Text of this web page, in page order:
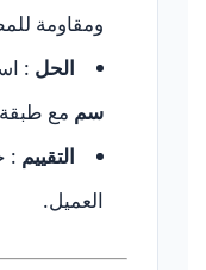
ومقاومة
الحل :
سم مع
التقييم :
العميل.